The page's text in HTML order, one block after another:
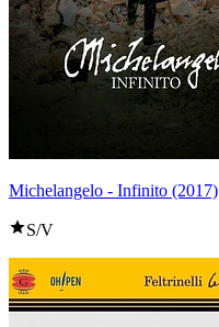
Michelangelo - Infinito (2017)
S/V